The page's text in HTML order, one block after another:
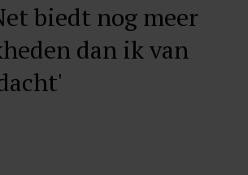
biedt nog meer
dan ik van